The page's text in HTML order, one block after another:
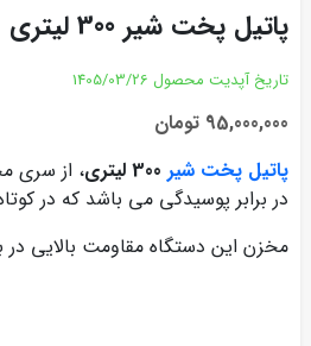
پاتیل پخت شیر 300 لیتری
تاریخ آپدیت محصول 1405/03/26
95,000,000 تومان
پاتیل پخت شیر
، از سری
در برابر پوسیدگی می باشد که در
مخزن این دستگاه مقاومت بالایی در